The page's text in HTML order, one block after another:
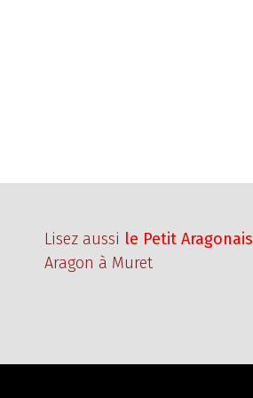
Lisez aussi le Petit Aragonais
Aragon à Muret